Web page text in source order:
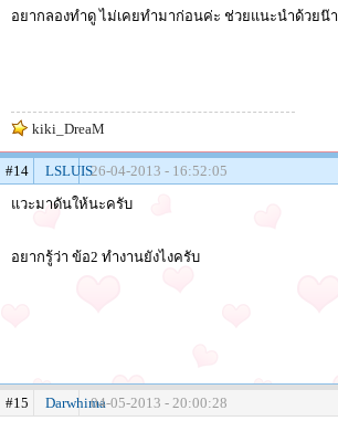
อยากลองทำดู ไม่เคยทำมาก่อนค่ะ ช่วยแนะนำด้วยน๊า
kiki_DreaM
#14 LSLUIS26-04-2013 - 16:52:05
แวะมาดันให้นะครับ
อยากรู้ว่า ข้อ2 ทำงานยังไงครับ
#15 Darwhima04-05-2013 - 20:00:28